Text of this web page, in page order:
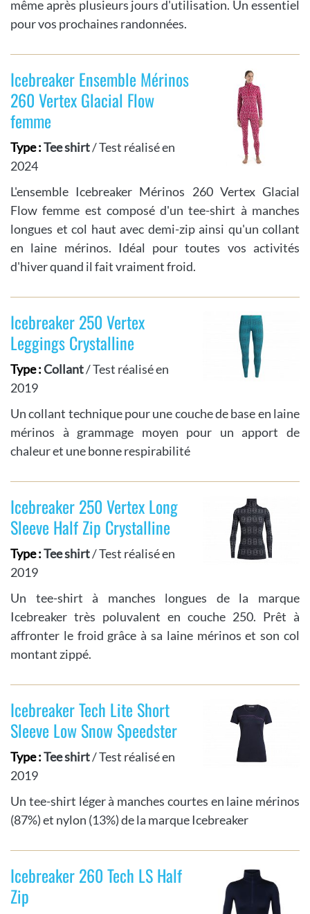
même après plusieurs jours d'utilisation. Un essentiel
pour vos prochaines randonnées.
Icebreaker Ensemble Mérinos
260 Vertex Glacial Flow
femme
Type :Tee shirt/ Test réalisé en
2024
L'ensemble Icebreaker Mérinos 260 Vertex Glacial
Flow femme est composé d'un tee-shirt à manches
longues et col haut avec demi-zip ainsi qu'un collant
en laine mérinos. Idéal pour toutes vos activités
d'hiver quand il fait vraiment froid.
Icebreaker 250 Vertex
Leggings Crystalline
Type :Collant/ Test réalisé en
2019
Un collant technique pour une couche de base en laine
mérinos à grammage moyen pour un apport de
chaleur et une bonne respirabilité
Icebreaker 250 Vertex Long
Sleeve Half Zip Crystalline
Type :Tee shirt/ Test réalisé en
2019
Un tee-shirt à manches longues de la marque
Icebreaker très poluvalent en couche 250. Prêt à
affronter le froid grâce à sa laine mérinos et son col
montant zippé.
Icebreaker Tech Lite Short
Sleeve Low Snow Speedster
Type :Tee shirt/ Test réalisé en
2019
Un tee-shirt léger à manches courtes en laine mérinos
(87%) et nylon (13%) de la marque Icebreaker
Icebreaker 260 Tech LS Half
Zip